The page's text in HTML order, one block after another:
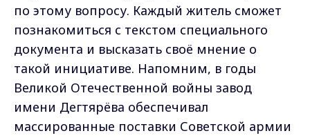
по этому вопросу. Каждый житель сможет
познакомиться с текстом специального
документа и высказать своё мнение о
такой инициативе. Напомним, в годы
Великой Отечественной войны завод
имени Дегтярёва обеспечивал
массированные поставки Советской армии